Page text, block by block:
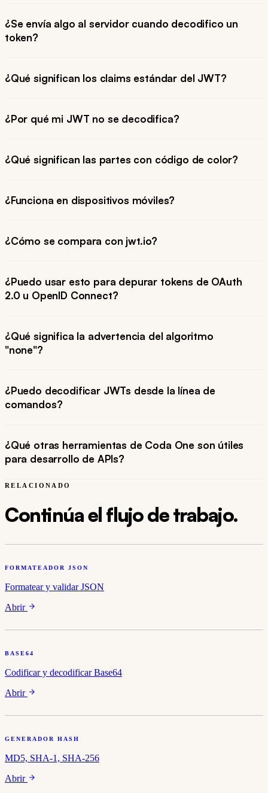
¿Se envía algo al servidor cuando decodifico un
token?
¿Qué significan los claims estándar del JWT?
¿Por qué mi JWT no se decodifica?
¿Qué significan las partes con código de color?
¿Funciona en dispositivos móviles?
¿Cómo se compara con jwt.io?
¿Puedo usar esto para depurar tokens de OAuth
2.0 u OpenID Connect?
¿Qué significa la advertencia del algoritmo
"none"?
¿Puedo decodificar JWTs desde la línea de
comandos?
¿Qué otras herramientas de Coda One son útiles
para desarrollo de APIs?
RELACIONADO
Continúa el flujo de trabajo.
FORMATEADOR JSON
Formatear y validar JSON
Abrir
BASE64
Codificar y decodificar Base64
Abrir
GENERADOR HASH
MD5, SHA-1, SHA-256
Abrir